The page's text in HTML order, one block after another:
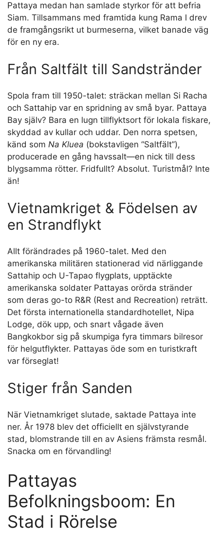
Pattaya medan han samlade styrkor för att befria
Siam. Tillsammans med framtida kung Rama I drev
de framgångsrikt ut burmeserna, vilket banade väg
för en ny era.
Från Saltfält till Sandstränder
Spola fram till 1950-talet: sträckan mellan Si Racha
och Sattahip var en spridning av små byar. Pattaya
Bay själv? Bara en lugn tillflyktsort för lokala fiskare,
skyddad av kullar och uddar. Den norra spetsen,
känd som Na Kluea (bokstavligen “Saltfält”),
producerade en gång havssalt—en nick till dess
blygsamma rötter. Fridfullt? Absolut. Turistmål? Inte
än!
Vietnamkriget & Födelsen av
en Strandflykt
Allt förändrades på 1960-talet. Med den
amerikanska militären stationerad vid närliggande
Sattahip och U-Tapao flygplats, upptäckte
amerikanska soldater Pattayas orörda stränder
som deras go-to R&R (Rest and Recreation) reträtt.
Det första internationella standardhotellet, Nipa
Lodge, dök upp, och snart vågade även
Bangkokbor sig på skumpiga fyra timmars bilresor
för helgutflykter. Pattayas öde som en turistkraft
var förseglat!
Stiger från Sanden
När Vietnamkriget slutade, saktade Pattaya inte
ner. År 1978 blev det officiellt en självstyrande
stad, blomstrande till en av Asiens främsta resmål.
Snacka om en förvandling!
Pattayas
Befolkningsboom: En
Stad i Rörelse